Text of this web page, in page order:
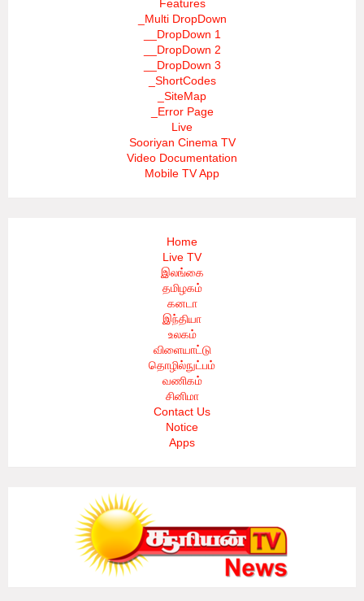
Features
_Multi DropDown
__DropDown 1
__DropDown 2
__DropDown 3
_ShortCodes
_SiteMap
_Error Page
Live
Sooriyan Cinema TV
Video Documentation
Mobile TV App
Home
Live TV
இலங்கை
தமிழகம்
கனடா
இந்தியா
உலகம்
விளையாட்டு
தொழில்நுட்பம்
வணிகம்
சினிமா
Contact Us
Notice
Apps